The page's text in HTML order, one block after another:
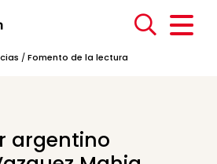
/Fomento de la lectura
argentino